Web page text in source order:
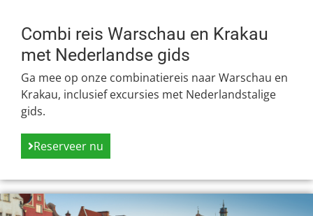
Combi reis Warschau en Krakau
met Nederlandse gids
Ga mee op onze combinatiereis naar Warschau en
Krakau, inclusief excursies met Nederlandstalige
gids.
Reserveer nu